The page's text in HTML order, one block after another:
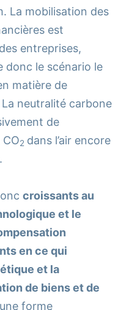
La mobilisation des
est
entreprises,
donc le scénario le
matière de
neutralité carbone
de
2 dans l’air encore
croissants au
et le
en ce qui
et la
de biens et de
forme